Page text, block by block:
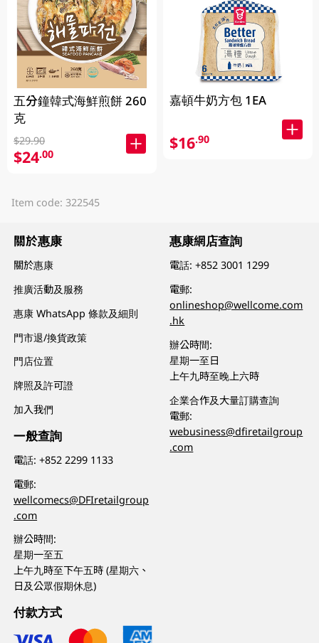
五分鐘韓式海鮮煎餅 260
克
$29.90
$24.00
嘉頓牛奶方包 1EA
$16.90
Item code: 322545
關於惠康
關於惠康
推廣活動及服務
惠康 WhatsApp 條款及細則
門市退/換貨政策
門店位置
牌照及許可證
加入我們
一般查詢
電話:+852 2299 1133
電郵:
wellcomecs@DFIretailgroup
.com
辦公時間:
星期一至五
上午九時至下午五時 (星期六、
日及公眾假期休息)
惠康網店查詢
電話:+852 3001 1299
電郵:
onlineshop@wellcome.com
.hk
辦公時間:
星期一至日
上午九時至晚上六時
企業合作及大量訂購查詢
電郵:
webusiness@dfiretailgroup
.com
付款方式